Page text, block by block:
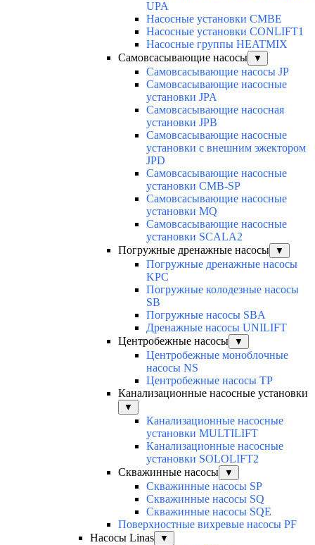
UPA
Насосные установки CMBE
Насосные установки CONLIFT1
Насосные группы HEATMIX
Самовсасывающие насосы
▼
Самовсасывающие насосы JP
Самовсасывающие насосные
установки JPA
Самовсасывающие насосная
установки JPB
Самовсасывающие насосные
установки с внешним эжектором
JPD
Самовсасывающие насосные
установки CMB-SP
Самовсасывающие насосные
установки MQ
Cамовсасывающие насосные
установки SCALA2
Погружные дренажные насосы
▼
Погружные дренажные насосы
KPC
Погружные колодезные насосы
SB
Погружные насосы SBA
Дренажные насосы UNILIFT
Центробежные насосы
▼
Центробежные моноблочные
насосы NS
Центробежные насосы TP
Канализационные насосные установки
▼
Канализационные насосные
установки MULTILIFT
Канализационные насосные
установки SOLOLIFT2
Скважинные насосы
▼
Скважинные насосы SP
Скважинные насосы SQ
Скважинные насосы SQE
Поверхностные вихревые насосы PF
Насосы Linas
▼